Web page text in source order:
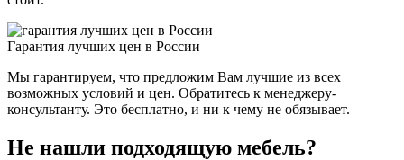
Гарантия лучших цен в России
Мы гарантируем, что предложим Вам лучшие из всех
возможных условий и цен. Обратитесь к менеджеру-
консультанту. Это бесплатно, и ни к чему не обязывает.
Не нашли подходящую мебель?